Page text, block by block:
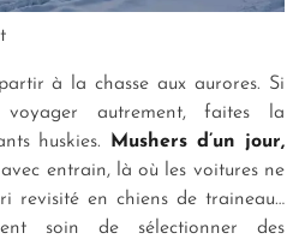
à la chasse aux aurores. Si
autrement, faites la
huskies.
Mushers d’un jour,
entrain, là où les voitures ne
revisité en chiens de traineau…
soin de sélectionner des